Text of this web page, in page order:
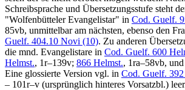
Schreibsprache und Übersetzungsstufe steht
"Wolfenbütteler Evangelistar" in Cod. Guelf.
85vb, unmittelbar am nächsten, ebenso den
Guelf. 404.10 Novi (10). Zu anderen
die mnd. Evangelistare in Cod. Guelf. 600
Helmst., 1r–139v; 866 Helmst., 1ra–58vb, und
Eine glossierte Version vgl. in Cod. Guelf.
– 101r–v (ursprünglich hinteres Vorsatzbl.)